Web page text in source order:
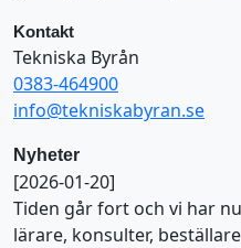
Kontakt
Tekniska Byrån
0383-464900
info@tekniskabyran.se
Nyheter
[2026-01-20]
Tiden går fort och vi har
lärare, konsulter,